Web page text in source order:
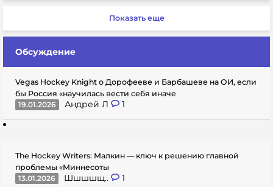
Показать еще
Обсуждение
Vegas Hockey Knight о Дорофееве и Барбашеве на ОИ, если
бы Россия «научилась вести себя иначе
19.01.2026
Андрей Л 1
The Hockey Writers: Малкин — ключ к решению главной
проблемы «Миннесоты
13.01.2026
Шшшшщ.. 1